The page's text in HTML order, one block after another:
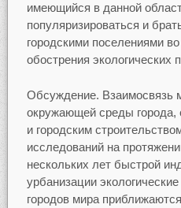
имеющийся в данной
популяризироваться и
городскими поселениями
обострения экологических
Обсуждение. Взаимосвязь
окружающей среды города,
и городским
исследований на
нескольких лет быстрой
урбанизации
городов мира